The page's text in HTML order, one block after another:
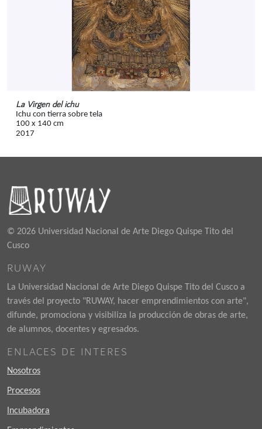
La Virgen del ichu
Ichu con tierra sobre tela
100 x 140 cm
2017
© 2026 Universidad Nacional de Arte Diego Quispe Tito del
Cusco
RUWAY
La Universidad Nacional de Arte Diego Quispe Tito del Cusco a
través del proyecto "RUWAY, hacer emprendimientos con arte",
difunde, promociona y visibiliza la producción de obras de arte,
de alumnos, docentes y egresados.
ENLACES DE INTERES
Nosotros
Procesos
Incubadora